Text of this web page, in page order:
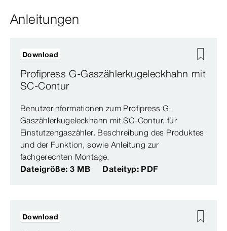
Anleitungen
Profipress G-Gaszählerkugeleckhahn mit
SC-Contur
Benutzerinformationen zum Profipress G-
Gaszählerkugeleckhahn mit SC-Contur, für
Einstutzengaszähler. Beschreibung des Produktes
und der Funktion, sowie Anleitung zur
fachgerechten Montage.
Dateigröße: 3 MB
Dateityp: PDF
Download
Download